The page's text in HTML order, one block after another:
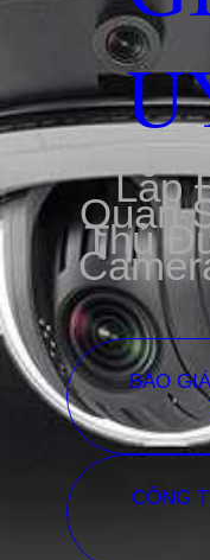
Lắp
Quan
Thủ
BÁO
CÔNG